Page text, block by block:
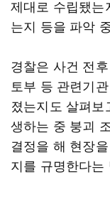
제대로 수립됐는
는지 등을 파악
경찰은 사건 전
토부 등 관련기
졌는지도 살펴
생하는 중 붕괴
결정을 해 현장
지를 규명한다는